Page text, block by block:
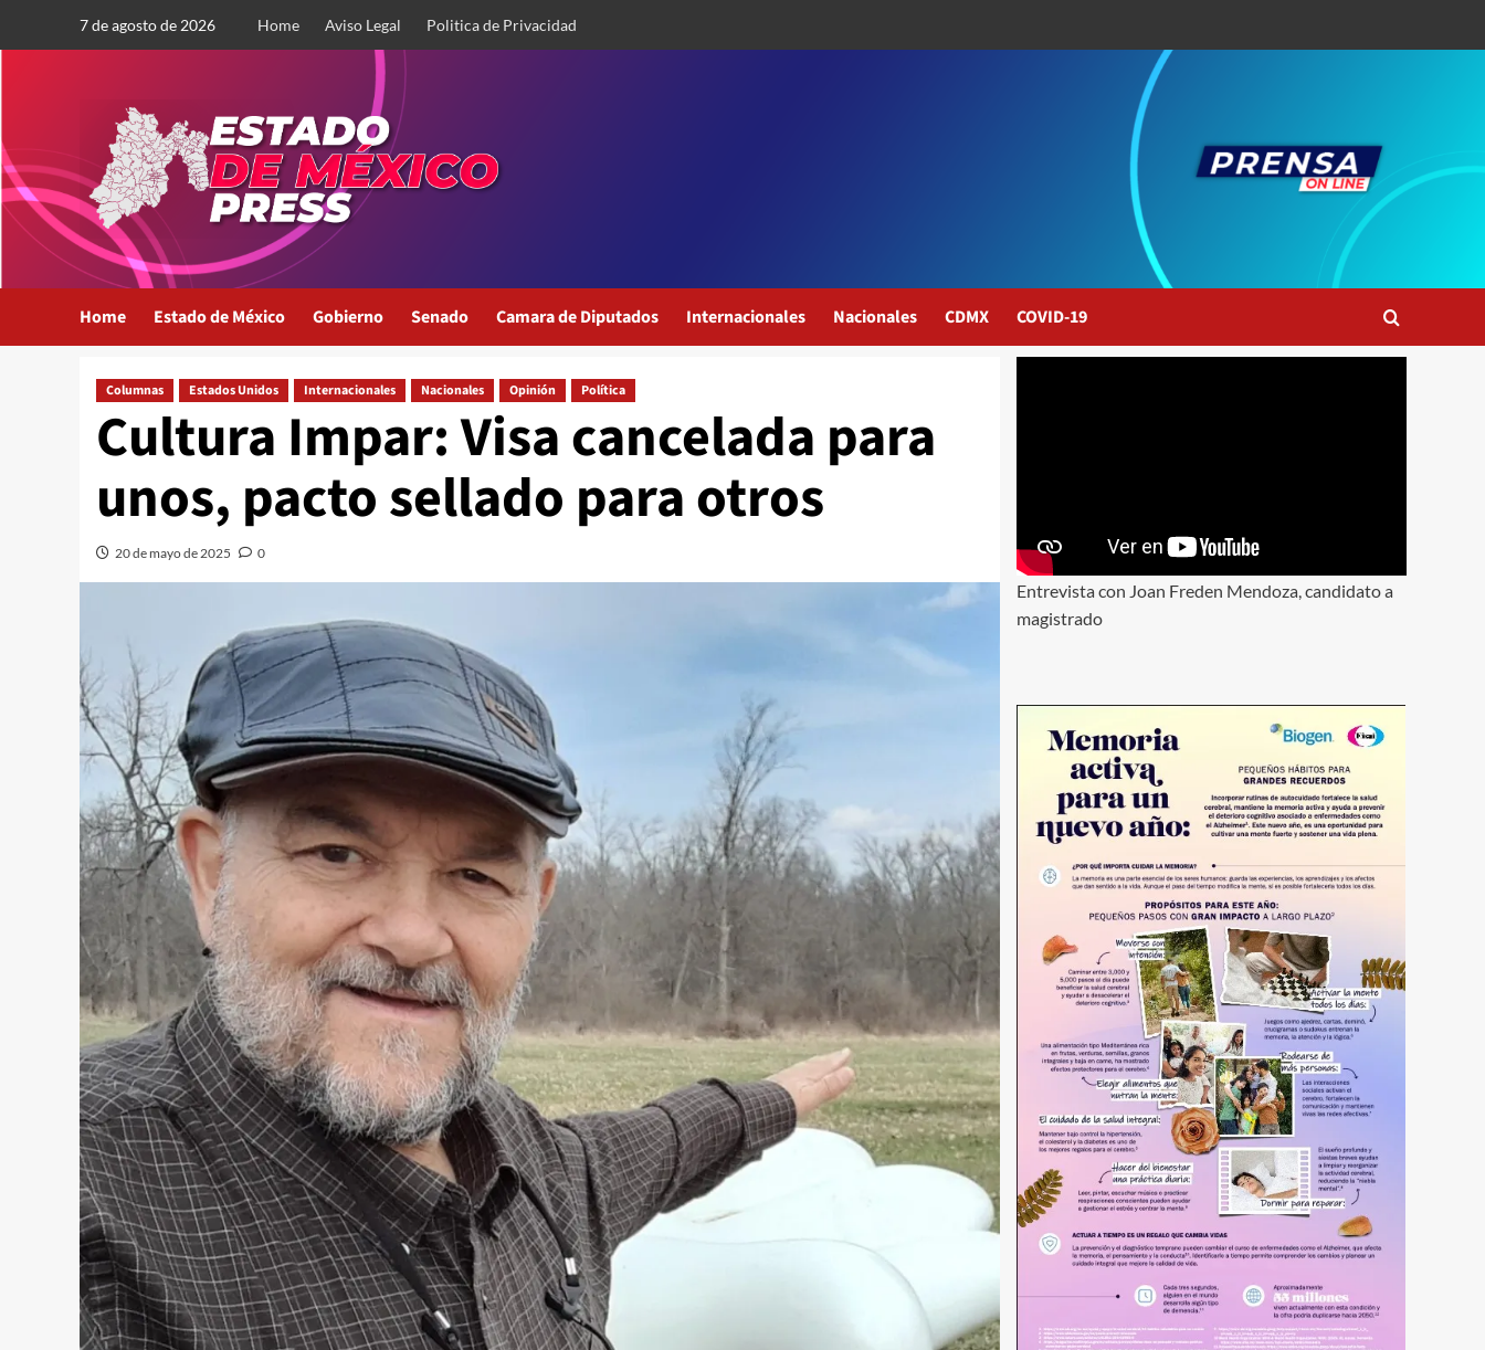
7 de agosto de 2026 Home Aviso Legal Politica de Privacidad
Home Estado de México Gobierno Senado Camara de Diputados Internacionales Nacionales CDMX COVID-19
Columnas Estados Unidos Internacionales Nacionales Opinión Política
Cultura Impar: Visa cancelada para
unos, pacto sellado para otros
20 de mayo de 2025 0
Entrevista con Joan Freden Mendoza, candidato a
magistrado